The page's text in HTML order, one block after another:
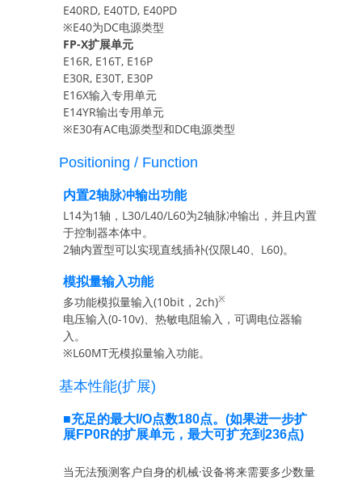
E40RD, E40TD, E40PD
※E40为DC电源类型
FP-X扩展单元
E16R, E16T, E16P
E30R, E30T, E30P
E16X输入专用单元
E14YR输出专用单元
※E30有AC电源类型和DC电源类型
Positioning / Function
内置2轴脉冲输出功能
L14为1轴，L30/L40/L60为2轴脉冲输出，并且内置
于控制器本体中。
2轴内置型可以实现直线插补(仅限L40、L60)。
模拟量输入功能
多功能模拟量输入(10bit，2ch)※
电压输入(0-10v)、热敏电阻输入，可调电位器输
入。
※L60MT无模拟量输入功能。
基本性能(扩展)
■充足的最大I/O点数180点。(如果进一步扩
展FP0R的扩展单元，最大可扩充到236点)
当无法预测客户自身的机械·设备将来需要多少数量